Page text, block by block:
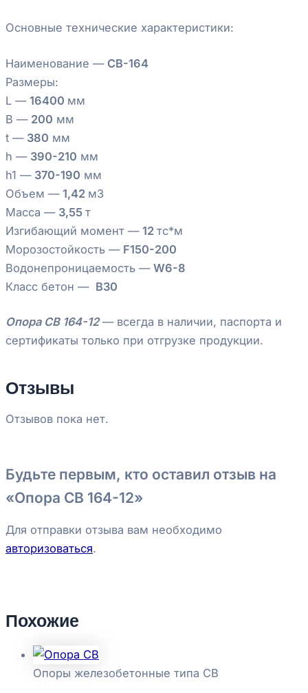
Основные технические характеристики:
Наименование — СВ-164
Размеры:
L — 16400 мм
B — 200 мм
t — 380 мм
h — 390-210 мм
h1 — 370-190 мм
Объем — 1,42 м3
Масса — 3,55 т
Изгибающий момент — 12 тс*м
Морозостойкость — F150-200
Водонепроницаемость — W6-8
Класс бетон — В30
Опора СВ 164-12 — всегда в наличии, паспорта и
сертификаты только при отгрузке продукции.
Отзывы
Отзывов пока нет.
Будьте первым, кто оставил отзыв на
«Опора СВ 164-12»
Для отправки отзыва вам необходимо
авторизоваться.
Похожие
Опоры железобетонные типа СВ